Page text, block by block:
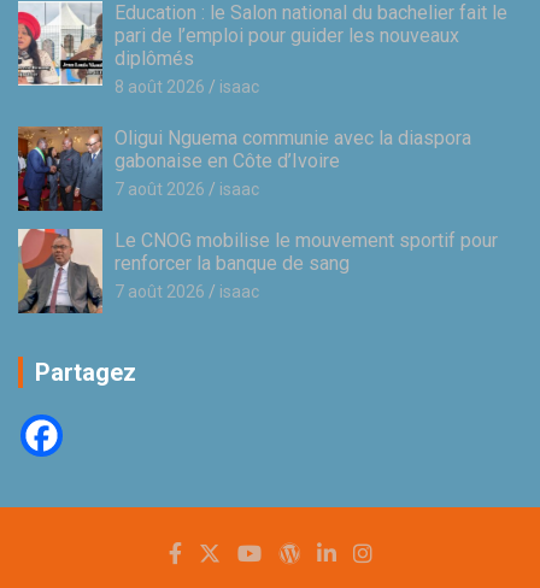
Education : le Salon national du bachelier fait le
pari de l’emploi pour guider les nouveaux
diplômés
8 août 2026 isaac
Oligui Nguema communie avec la diaspora
gabonaise en Côte d’Ivoire
7 août 2026 isaac
Le CNOG mobilise le mouvement sportif pour
renforcer la banque de sang
7 août 2026 isaac
Partagez